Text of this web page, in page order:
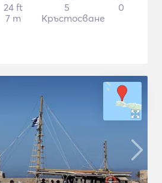
24 ft
7 m
5
Кръстосване
0